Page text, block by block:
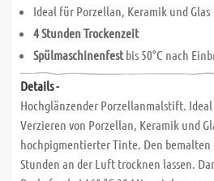
Ideal für Porzellan, Keramik und Glas
4 Stunden Trockenzeit
Spülmaschinenfestbis 50°C nach
Details -
Hochglänzender Porzellanmalstift.
Verzieren von Porzellan, Keramik und
hochpigmentierter Tinte. Den bemalten
Stunden an der Luft trocknen lassen.